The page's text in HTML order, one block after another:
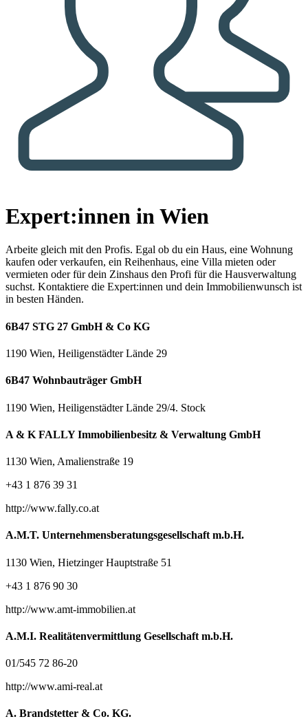
Expert:innen in Wien
Arbeite gleich mit den Profis. Egal ob du ein Haus, eine Wohnung
kaufen oder verkaufen, ein Reihenhaus, eine Villa mieten oder
vermieten oder für dein Zinshaus den Profi für die Hausverwaltung
suchst. Kontaktiere die Expert:innen und dein Immobilienwunsch ist
in besten Händen.
6B47 STG 27 GmbH & Co KG
1190 Wien, Heiligenstädter Lände 29
6B47 Wohnbauträger GmbH
1190 Wien, Heiligenstädter Lände 29/4. Stock
A & K FALLY Immobilienbesitz & Verwaltung GmbH
1130 Wien, Amalienstraße 19
+43 1 876 39 31
http://www.fally.co.at
A.M.T. Unternehmensberatungsgesellschaft m.b.H.
1130 Wien, Hietzinger Hauptstraße 51
+43 1 876 90 30
http://www.amt-immobilien.at
A.M.I. Realitätenvermittlung Gesellschaft m.b.H.
01/545 72 86-20
http://www.ami-real.at
A. Brandstetter & Co. KG.